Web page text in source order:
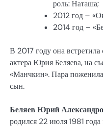
роль: Наташа;
2012 год –
2014 год –
В 2017 году она встретила
актера Юрия Беляева, на
«Манчкин». Пара
сын.
Беляев Юрий
родился 22 июля 1981